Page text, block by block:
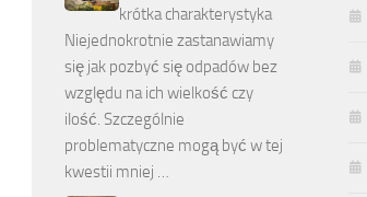
krótka charakterystyka
Niejednokrotnie zastanawiamy
się jak pozbyć się odpadów bez
względu na ich wielkość czy
ilość. Szczególnie
problematyczne mogą być w tej
kwestii mniej …